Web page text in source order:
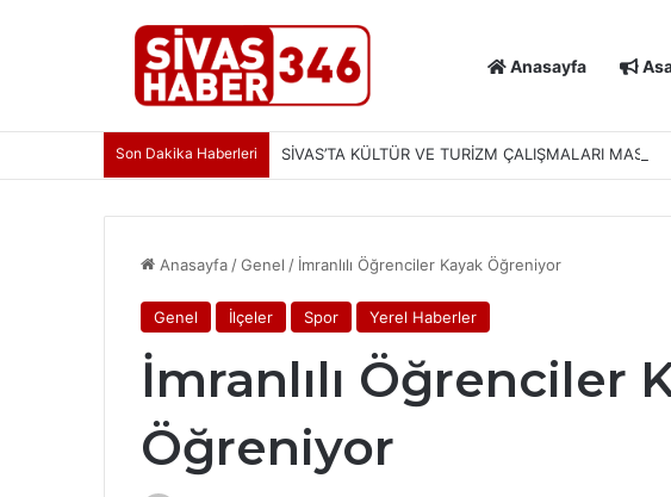
Anasayfa
Son Dakika Haberleri SİVAS’TA KÜLTÜR VE TURİZM ÇALIŞMALARI
Anasayfa /Genel / İmranlılı Öğrenciler Kayak Öğreniyor
Genel İlçeler Spor Yerel Haberler
İmranlılı Öğrenciler
Öğreniyor